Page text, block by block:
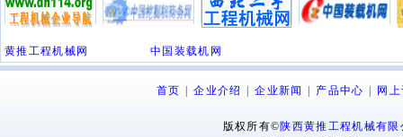
黄推工程机械网 中国装载机网
首页 |企业介绍 |企业新闻 产品中心 网
版权所有©陕西黄推工程机械有限